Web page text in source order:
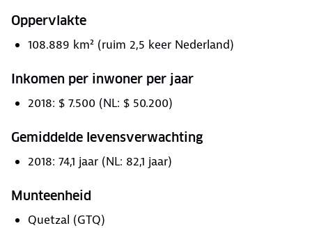
Oppervlakte
108.889 km² (ruim 2,5 keer Nederland)
Inkomen per inwoner per jaar
2018: $ 7.500 (NL: $ 50.200)
Gemiddelde levensverwachting
2018: 74,1 jaar (NL: 82,1 jaar)
Munteenheid
Quetzal (GTQ)